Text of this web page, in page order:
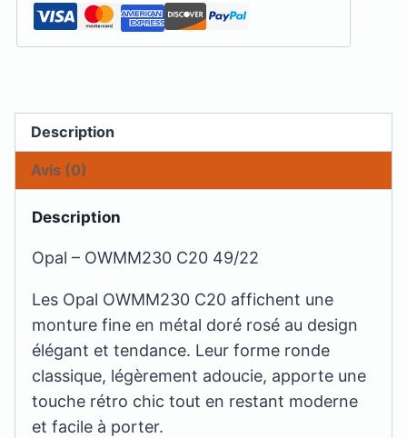
Description
Avis (0)
Description
Opal – OWMM230 C20 49/22
Les Opal OWMM230 C20 affichent une
monture fine en métal doré rosé au design
élégant et tendance. Leur forme ronde
classique, légèrement adoucie, apporte une
touche rétro chic tout en restant moderne
et facile à porter.